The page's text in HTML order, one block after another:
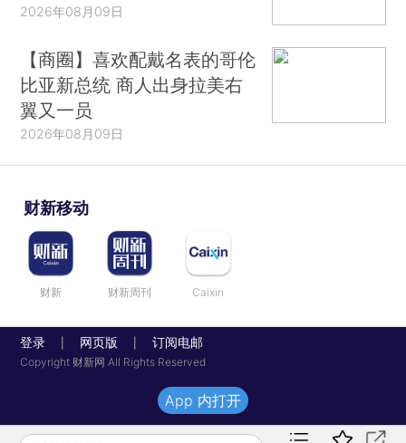
2026年08月09日
【商圈】喜欢配戴名表的哥伦
比亚新总统 商人出身拉美右
翼又一员
2026年08月09日
财新移动
财新 财新周刊 Caixin
登录 网页版 订阅电邮
Copyright 财新网 All Rights Reserved
App 内打开